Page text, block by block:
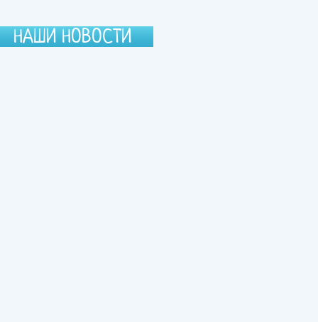
НАШИ НОВОСТИ